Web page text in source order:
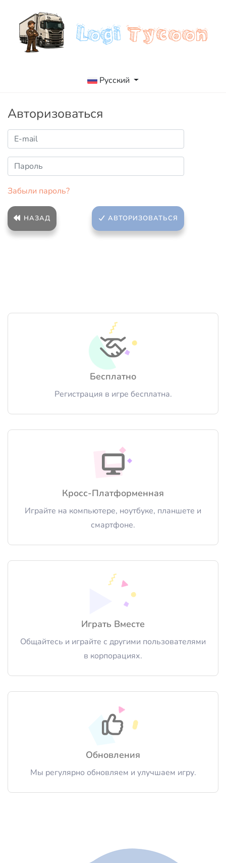
Русский
Авторизоваться
Забыли пароль?
НАЗАД АВТОРИЗОВАТЬСЯ
Бесплатно
Регистрация в игре бесплатна.
Кросс-Платформенная
Играйте на компьютере, ноутбуке, планшете и
смартфоне.
Играть Вместе
Общайтесь и играйте с другими пользователями
в корпорациях.
Обновления
Мы регулярно обновляем и улучшаем игру.